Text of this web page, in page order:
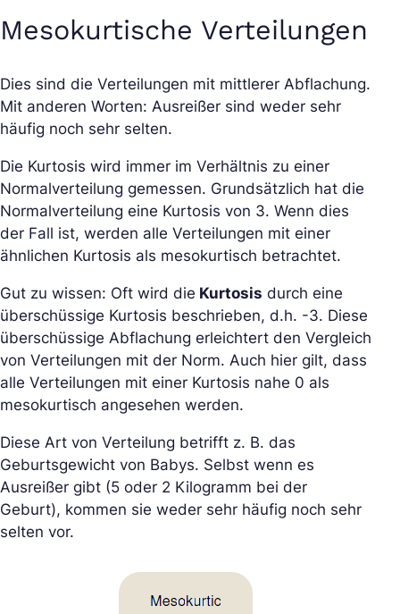
Mesokurtische Verteilungen
Dies sind die Verteilungen mit mittlerer Abflachung.
Mit anderen Worten: Ausreißer sind weder sehr
häufig noch sehr selten.
Die Kurtosis wird immer im Verhältnis zu einer
Normalverteilung gemessen. Grundsätzlich hat die
Normalverteilung eine Kurtosis von 3. Wenn dies
der Fall ist, werden alle Verteilungen mit einer
ähnlichen Kurtosis als mesokurtisch betrachtet.
Gut zu wissen: Oft wird die Kurtosis durch eine
überschüssige Kurtosis beschrieben, d.h. -3. Diese
überschüssige Abflachung erleichtert den Vergleich
von Verteilungen mit der Norm. Auch hier gilt, dass
alle Verteilungen mit einer Kurtosis nahe 0 als
mesokurtisch angesehen werden.
Diese Art von Verteilung betrifft z. B. das
Geburtsgewicht von Babys. Selbst wenn es
Ausreißer gibt (5 oder 2 Kilogramm bei der
Geburt), kommen sie weder sehr häufig noch sehr
selten vor.